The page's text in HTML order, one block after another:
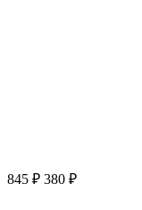
845 ₽ 380 ₽